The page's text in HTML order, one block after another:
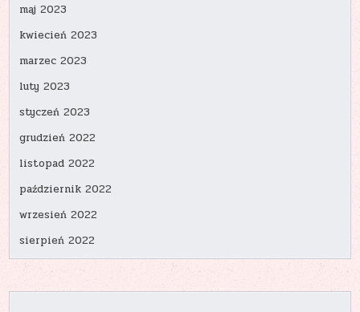
maj 2023
kwiecień 2023
marzec 2023
luty 2023
styczeń 2023
grudzień 2022
listopad 2022
październik 2022
wrzesień 2022
sierpień 2022